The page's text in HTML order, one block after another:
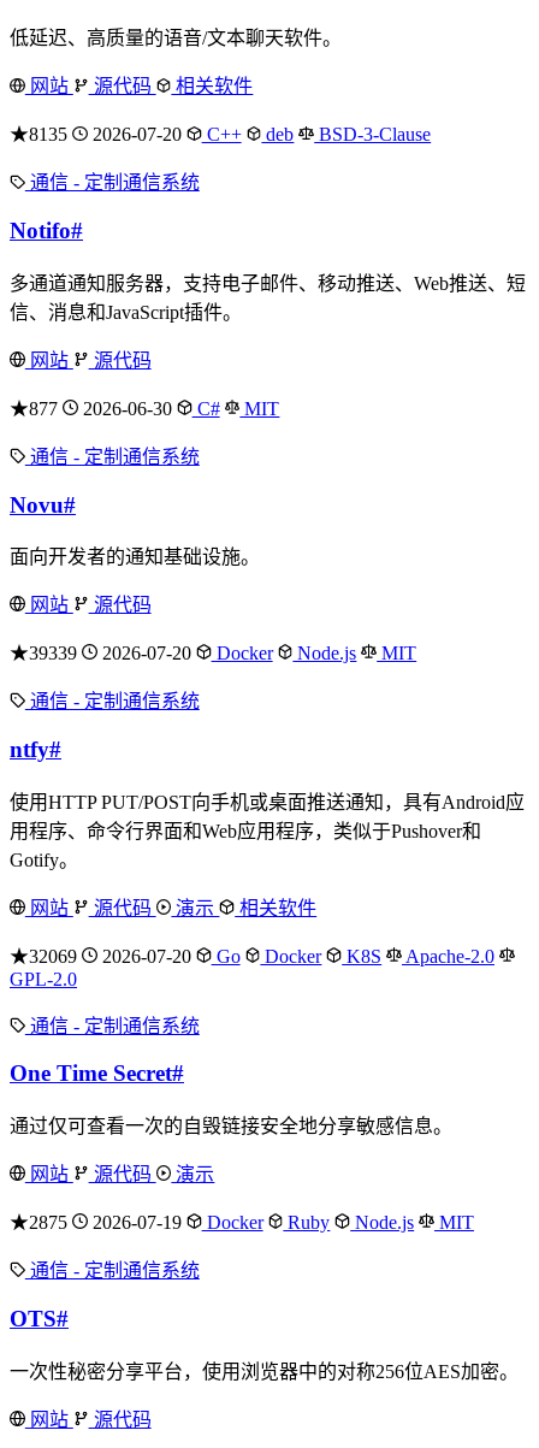
低延迟、高质量的语音/文本聊天软件。
网站 源代码 相关软件
★8135 2026-07-20 C++ deb BSD-3-Clause
通信 - 定制通信系统
Notifo#
多通道通知服务器，支持电子邮件、移动推送、Web推送、短
信、消息和JavaScript插件。
网站 源代码
★877 2026-06-30 C# MIT
通信 - 定制通信系统
Novu#
面向开发者的通知基础设施。
网站 源代码
★39339 2026-07-20 Docker Node.js MIT
通信 - 定制通信系统
ntfy#
使用HTTP PUT/POST向手机或桌面推送通知，具有Android应
用程序、命令行界面和Web应用程序，类似于Pushover和
Gotify。
网站 源代码 演示 相关软件
★32069 2026-07-20 Go Docker K8S
Apache-2.0
GPL-2.0
通信 - 定制通信系统
One Time Secret#
通过仅可查看一次的自毁链接安全地分享敏感信息。
网站 源代码 演示
★2875 2026-07-19 Docker Ruby Node.js MIT
通信 - 定制通信系统
OTS#
一次性秘密分享平台，使用浏览器中的对称256位AES加密。
网站 源代码